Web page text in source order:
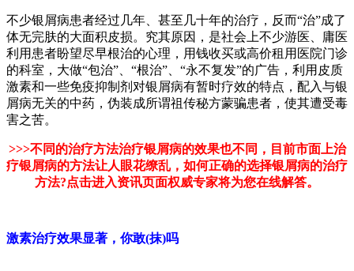
不少银屑病患者经过几年、甚至几十年的治疗，反而“治”成了
体无完肤的大面积皮损。究其原因，是社会上不少游医、庸医
利用患者盼望尽早根治的心理，用钱收买或高价租用医院门诊
的科室，大做“包治”、“根治”、“永不复发”的广告，利用皮质
激素和一些免疫抑制剂对银屑病有暂时疗效的特点，配入与银
屑病无关的中药，伪装成所谓祖传秘方蒙骗患者，使其遭受毒
害之苦。
>>>不同的治疗方法治疗银屑病的效果也不同，目前市面上治
疗银屑病的方法让人眼花缭乱，如何正确的选择银屑病的治疗
方法?点击进入资讯页面权威专家将为您在线解答。
激素治疗效果显著，你敢(抹)吗